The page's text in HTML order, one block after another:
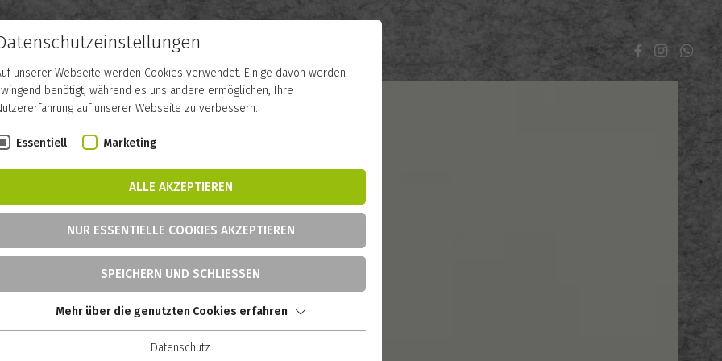
unserer Webseite werden Cookies verwendet. Einige davon werden
benötigt, während es uns andere ermöglichen, Ihre
auf unserer Webseite zu verbessern.
Essentiell Marketing
ALLE AKZEPTIEREN
NUR ESSENTIELLE COOKIES AKZEPTIEREN
SPEICHERN UND SCHLIESSEN
Mehr über die genutzten Cookies erfahren
Datenschutz